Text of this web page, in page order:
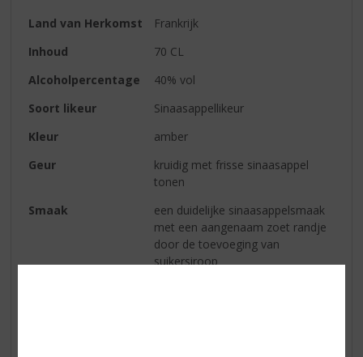
Land van Herkomst
Frankrijk
Inhoud
70 CL
Alcoholpercentage
40% vol
Soort likeur
Sinaasappellikeur
Kleur
amber
Geur
kruidig met frisse sinaasappel
tonen
Smaak
een duidelijke sinaasappelsmaak
met een aangenaam zoet randje
door de toevoeging van
suikersiroop